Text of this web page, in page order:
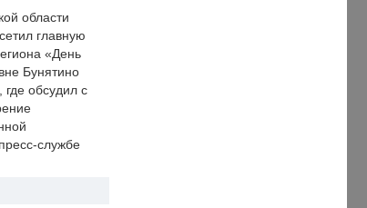
области
главную
«День
Бунятино
где обсудил с
службе